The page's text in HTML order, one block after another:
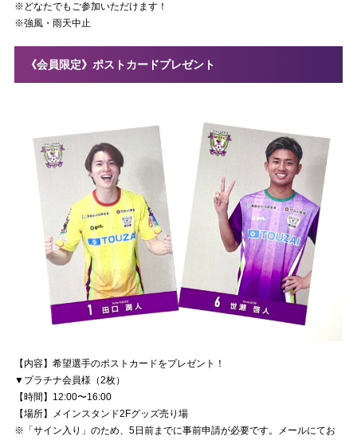
※どなたでもご参加いただけます！
※強風・雨天中止
《会員限定》ポストカードプレゼント
【内容】希望選手のポストカードをプレゼント！
▼プラチナ会員様（2枚）
【時間】12:00〜16:00
【場所】メインスタンド2Fグッズ売り場
※「サイン入り」のため、5日前までに事前申請が必要です。メールにてお